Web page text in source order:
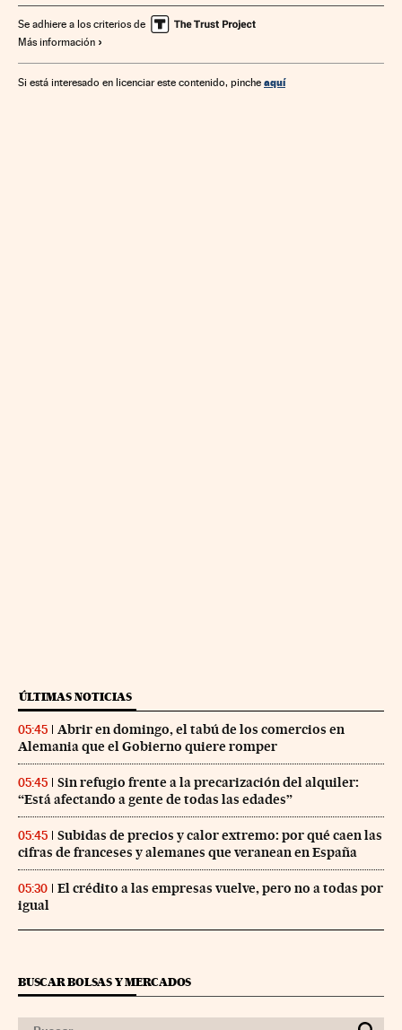
Se adhiere a los criterios de
Más información
Si está interesado en licenciar este contenido, pinche aquí
ÚLTIMAS NOTICIAS
05:45
Abrir en domingo, el tabú de los comercios en
Alemania que el Gobierno quiere romper
05:45
Sin refugio frente a la precarización del alquiler:
“Está afectando a gente de todas las edades”
05:45
Subidas de precios y calor extremo: por qué caen las
cifras de franceses y alemanes que veranean en España
05:30
El crédito a las empresas vuelve, pero no a todas por
igual
BUSCAR BOLSAS Y MERCADOS